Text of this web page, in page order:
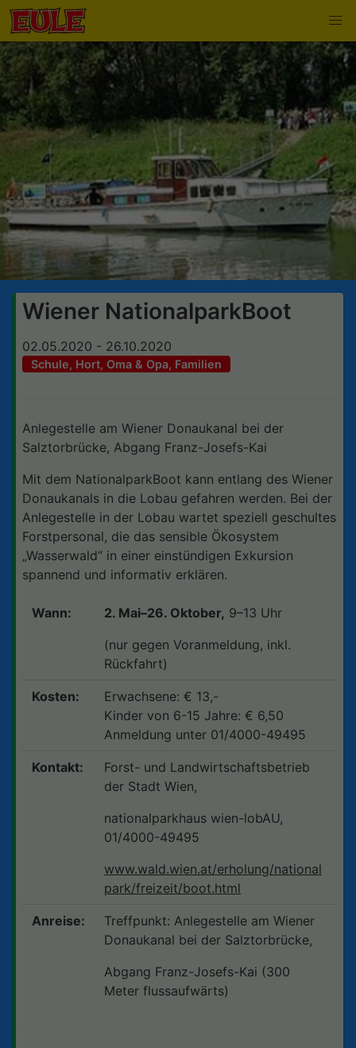
Wiener NationalparkBoot
02.05.2020 - 26.10.2020
Schule, Hort, Oma & Opa, Familien
Anlegestelle am Wiener Donaukanal bei der
Salztorbrücke, Abgang Franz-Josefs-Kai
Mit dem NationalparkBoot kann entlang des Wiener
Donaukanals in die Lobau gefahren werden. Bei der
Anlegestelle in der Lobau wartet speziell geschultes
Forstpersonal, die das sensible Ökosystem
„Wasserwald“ in einer einstündigen Exkursion
spannend und informativ erklären.
Wann: 2. Mai–26. Oktober, 9–13 Uhr
(nur gegen Voranmeldung, inkl.
Rückfahrt)
Kosten:
Erwachsene: € 13,-
Kinder von 6-15 Jahre: € 6,50
Anmeldung unter 01/4000-49495
Kontakt:
Forst- und Landwirtschaftsbetrieb
der Stadt Wien,
nationalparkhaus wien-lobAU,
01/4000-49495
www.wald.wien.at/erholung/national
park/freizeit/boot.html
Anreise:
Treffpunkt: Anlegestelle am Wiener
Donaukanal bei der Salztorbrücke,
Abgang Franz-Josefs-Kai (300
Meter flussaufwärts)